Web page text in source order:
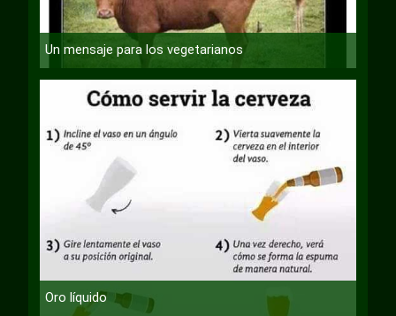
Un mensaje para los vegetarianos
Oro líquido